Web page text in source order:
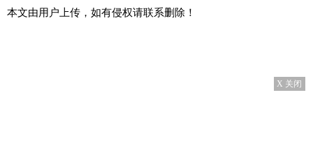
本文由用户上传，如有侵权请联系删除！
X 关闭